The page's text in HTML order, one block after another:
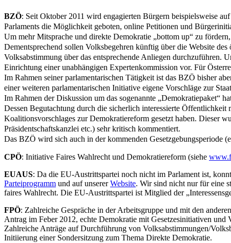
BZÖ: Seit Oktober 2011 wird engagierten Bürgern beispielsweise
Parlaments die Möglichkeit geboten, online Petitionen und
Um mehr Mitsprache und direkte Demokratie „bottom up“ zu
Dementsprechend sollen Volksbegehren künftig über die Website
Volksabstimmung über das entsprechende Anliegen durchzuführen.
Einrichtung einer unabhängigen Expertenkommission vor. Für
Im Rahmen seiner parlamentarischen Tätigkeit ist das BZÖ bisher
einer weiteren parlamentarischen Initiative eigene Vorschläge zur
Im Rahmen der Diskussion um das sogenannte „Demokratiepaket“
Dessen Begutachtung durch die sicherlich interessierte
Koalitionsvorschlages zur Demokratiereform gesetzt haben. Dieser
Präsidentschaftskanzlei etc.) sehr kritisch kommentiert.
Das BZÖ wird sich auch in der kommenden Gesetzgebungsperiode
CPÖ: Initiative Faires Wahlrecht und Demokratiereform (siehe
EUAUS: Da die EU-Austrittspartei noch nicht im Parlament ist,
Parteiprogramm und auf unsererWebsite. Wir sind nicht nur für eine
faires Wahlrecht. Die EU-Austrittspartei ist Mitglied der
FPÖ: Zahlreiche Gespräche in der Arbeitsgruppe und mit den
Antrag im Feber 2012, echte Demokratie mit Gesetzesinitiativen und
Zahlreiche Anträge auf Durchführung von Volksabstimmungen/
Initiierung einer Sondersitzung zum Thema Direkte Demokratie.